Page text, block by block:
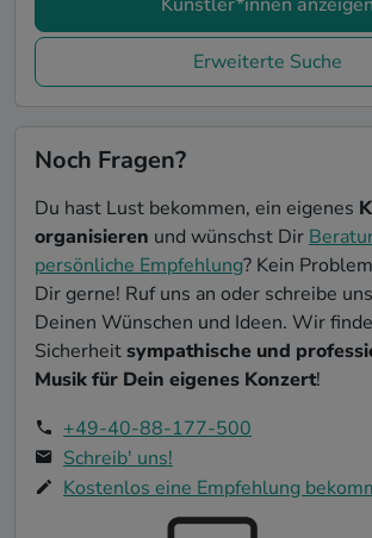
Künstler*innen anzeigen
Erweiterte Suche
Noch Fragen?
Du hast Lust bekommen, ein eigenes
organisieren und wünschst Dir
persönliche Empfehlung? Kein
Dir gerne! Ruf uns an oder schreibe
Deinen Wünschen und Ideen. Wir
Sicherheitsympathische und
Musik für Dein eigenes Konzert!
+49-40-88-177-500
Schreib' uns!
Kostenlos eine Empfehlung